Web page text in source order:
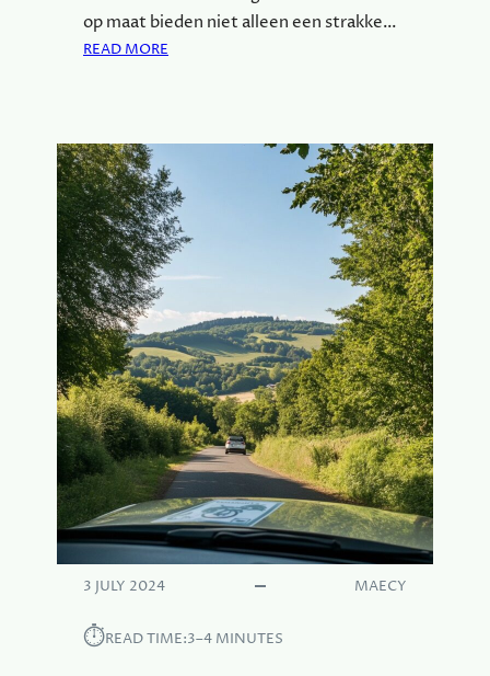
op maat bieden niet alleen een strakke…
READ MORE
R
O
M
R
V
S
E
R
K
B
L
A
D
E
N
O
P
3 JULY 2024 MAECY
⏱︎READ TIME:3–4 MINUTES